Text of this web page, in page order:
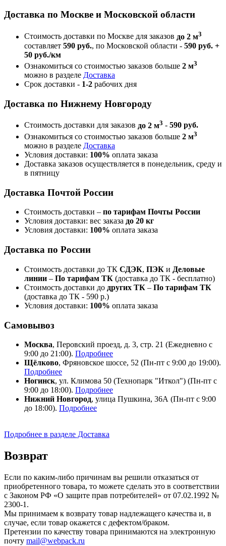
Доставка по Москве и Московской области
Стоимость доставки по Москве для заказов до 2 м3
составляет 590 руб., по Московской области - 590 руб. +
50 руб./км
Ознакомиться со стоимостью заказов больше 2 м3
можно в разделе Доставка
Срок доставки - 1-2 рабочих дня
Доставка по Нижнему Новгороду
Стоимость доставки для заказов до 2 м3 - 590 руб.
Ознакомиться со стоимостью заказов больше 2 м3
можно в разделе Доставка
Условия доставки: 100% оплата заказа
Доставка заказов осуществляется в понедельник, среду и
в пятницу
Доставка Почтой России
Стоимость доставки – по тарифам Почты России
Условия доставки: вес заказа до 20 кг
Условия доставки: 100% оплата заказа
Доставка по России
Стоимость доставки до ТК СДЭК, ПЭК и Деловые
линии – По тарифам ТК (доставка до ТК - бесплатно)
Стоимость доставки до других ТК – По тарифам ТК
(доставка до ТК - 590 р.)
Условия доставки: 100% оплата заказа
Самовывоз
Москва, Перовский проезд, д. 3, стр. 21 (Ежедневно с
9:00 до 21:00). Подробнее
Щёлково, Фряновское шоссе, 52 (Пн-пт с 9:00 до 19:00).
Подробнее
Ногинск, ул. Климова 50 (​Технопарк "Иткол") (Пн-пт с
9:00 до 18:00). Подробнее
Нижний Новгород, улица Пушкина, 36А (Пн-пт с 9:00
до 18:00). Подробнее
Подробнее в разделе Доставка
Возврат
Если по каким-либо причинам вы решили отказаться от
приобретенного товара, то можете сделать это в соответствии
с Законом РФ «О защите прав потребителей» от 07.02.1992 №
2300-1.
Мы принимаем к возврату товар надлежащего качества и, в
случае, если товар окажется с дефектом/браком.
Претензии по качеству товара принимаются на электронную
почту mail@webpack.ru